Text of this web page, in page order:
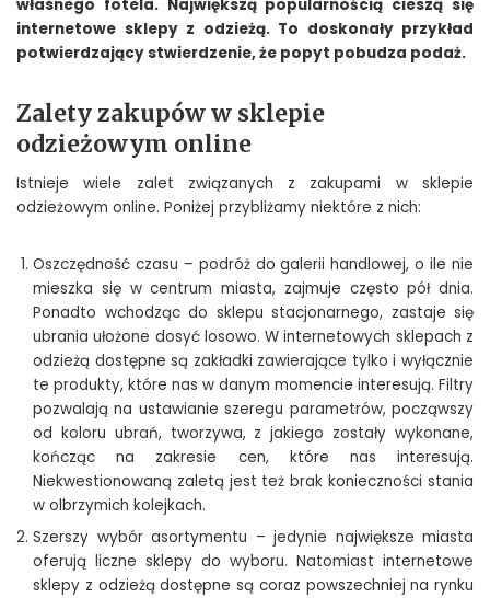
własnego fotela. Największą popularnością cieszą się
internetowe sklepy z odzieżą. To doskonały przykład
potwierdzający stwierdzenie, że popyt pobudza podaż.
Zalety zakupów w sklepie
odzieżowym online
Istnieje wiele zalet związanych z zakupami w sklepie
odzieżowym online. Poniżej przybliżamy niektóre z nich:
Oszczędność czasu – podróż do galerii handlowej, o ile nie
mieszka się w centrum miasta, zajmuje często pół dnia.
Ponadto wchodząc do sklepu stacjonarnego, zastaje się
ubrania ułożone dosyć losowo. W internetowych sklepach z
odzieżą dostępne są zakładki zawierające tylko i wyłącznie
te produkty, które nas w danym momencie interesują. Filtry
pozwalają na ustawianie szeregu parametrów, począwszy
od koloru ubrań, tworzywa, z jakiego zostały wykonane,
kończąc na zakresie cen, które nas interesują.
Niekwestionowaną zaletą jest też brak konieczności stania
w olbrzymich kolejkach.
Szerszy wybór asortymentu – jedynie największe miasta
oferują liczne sklepy do wyboru. Natomiast internetowe
sklepy z odzieżą dostępne są coraz powszechniej na rynku